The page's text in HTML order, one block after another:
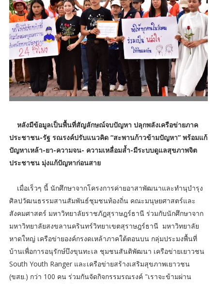
หลังมีข้อมูลเป็นพื้นที่สัญลักษณ์จบปัญหา ปลุกพลังเครือข่ายภาค
ประชาชน-รัฐ รณรงค์ปรับแนวคิด “สะพานก้าวข้ามปัญหา” พร้อมแก้
ปัญหาเหล้า-ยา-ความจน- ความเหลื่อมล้ำ-มีระบบดูแลสุขภาพจิต
ประชาชน มุ่งแก้ปัญหาก่อนสาย
เมื่อเร็วๆ นี้ นักศึกษาจากโครงการค่ายอาสาพัฒนาและทำนุบำรุง
ศิลปวัฒนธรรมสานสัมพันธ์ชุมชนท้องถิ่น คณะมนุษยศาสตร์และ
สังคมศาสตร์ มหาวิทยาลัยราชภัฎสุราษฎร์ธานี ร่วมกับนักศึกษาจาก
มหาวิทยาลัยสงขลานครินทร์วิทยาเขตสุราษฎร์ธานี มหาวิทยาลัย
หาดใหญ่ เครือข่ายองค์กรงดเหล้าภาคใต้ตอนบน กลุ่มประมงพื้นที่
บ้านเพื่อการอนุรักษ์บึงขุนทะเล ชุมชนสันติพัฒนา เครือข่ายเยาวชน
South Youth Ranger และเครือข่ายสร้างเสริมสุขภาพเยาวชน
(ขสย.) กว่า 100 คน ร่วมกันจัดกิจกรรมรณรงค์ "เราจะข้ามผ่าน